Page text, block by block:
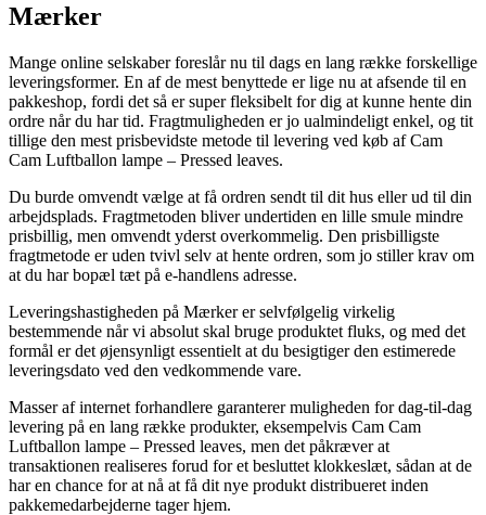
Mærker
Mange online selskaber foreslår nu til dags en lang række forskellige
leveringsformer. En af de mest benyttede er lige nu at afsende til en
pakkeshop, fordi det så er super fleksibelt for dig at kunne hente din
ordre når du har tid. Fragtmuligheden er jo ualmindeligt enkel, og tit
tillige den mest prisbevidste metode til levering ved køb af Cam
Cam Luftballon lampe – Pressed leaves.
Du burde omvendt vælge at få ordren sendt til dit hus eller ud til din
arbejdsplads. Fragtmetoden bliver undertiden en lille smule mindre
prisbillig, men omvendt yderst overkommelig. Den prisbilligste
fragtmetode er uden tvivl selv at hente ordren, som jo stiller krav om
at du har bopæl tæt på e-handlens adresse.
Leveringshastigheden på Mærker er selvfølgelig virkelig
bestemmende når vi absolut skal bruge produktet fluks, og med det
formål er det øjensynligt essentielt at du besigtiger den estimerede
leveringsdato ved den vedkommende vare.
Masser af internet forhandlere garanterer muligheden for dag-til-dag
levering på en lang række produkter, eksempelvis Cam Cam
Luftballon lampe – Pressed leaves, men det påkræver at
transaktionen realiseres forud for et besluttet klokkeslæt, sådan at de
har en chance for at nå at få dit nye produkt distribueret inden
pakkemedarbejderne tager hjem.